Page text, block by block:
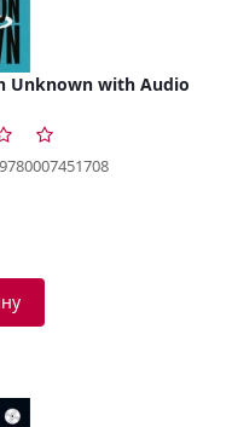
Unknown with Audio